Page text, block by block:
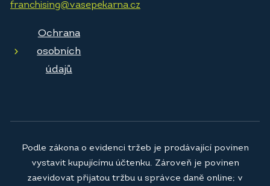
franchising@vasepekarna.cz
Ochrana
osobních
údajů
Podle zákona o evidenci tržeb je prodávající povinen
vystavit kupujícímu účtenku. Zároveň je povinen
zaevidovat přijatou tržbu u správce daně online; v